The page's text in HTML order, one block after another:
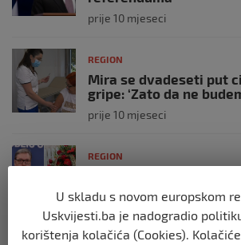
prije 10 mjeseci
REGION
Mira se dvadeseti put
gripe: ‘Zato da ne
prije 10 mjeseci
REGION
poslao vijenac:
Halidu
prije 10 mjeseci
U skladu s novom europskom
Uskvijesti.ba je nadogradio
korištenja kolačića (Cookies).